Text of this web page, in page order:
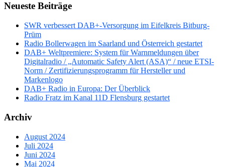
Neueste Beiträge
SWR verbessert DAB+-Versorgung im Eifelkreis Bitburg-
Prüm
Radio Bollerwagen im Saarland und Österreich gestartet
DAB+ Weltpremiere: System für Warnmeldungen über
Digitalradio / „Automatic Safety Alert (ASA)“ / neue ETSI-
Norm / Zertifizierungsprogramm für Hersteller und
Markenlogo
DAB+ Radio in Europa: Der Überblick
Radio Fratz im Kanal 11D Flensburg gestartet
Archiv
August 2024
Juli 2024
Juni 2024
Mai 2024